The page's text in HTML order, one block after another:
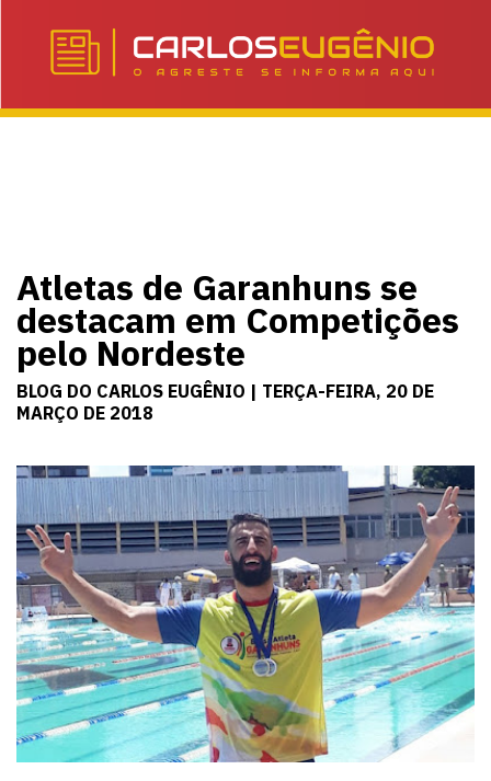
Atletas de Garanhuns se
destacam em Competições
pelo Nordeste
BLOG DO CARLOS EUGÊNIO | TERÇA-FEIRA, 20 DE
MARÇO DE 2018